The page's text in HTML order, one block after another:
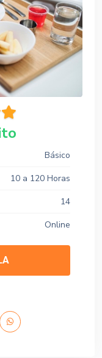
Básico
10 a 120 Horas
14
Online